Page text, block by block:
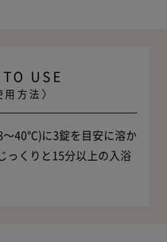
USE
用方法〉
〜40℃)に3錠を目安に溶か
っくりと15分以上の入浴